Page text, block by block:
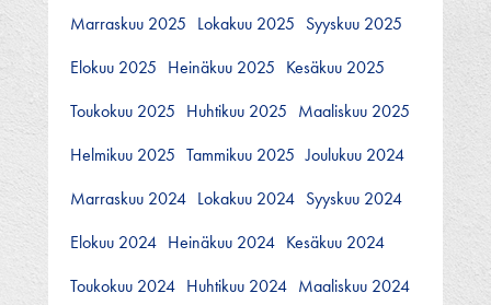
Marraskuu 2025 Lokakuu 2025 Syyskuu 2025
Elokuu 2025 Heinäkuu 2025 Kesäkuu 2025
Toukokuu 2025 Huhtikuu 2025 Maaliskuu 2025
Helmikuu 2025 Tammikuu 2025 Joulukuu 2024
Marraskuu 2024 Lokakuu 2024 Syyskuu 2024
Elokuu 2024 Heinäkuu 2024 Kesäkuu 2024
Toukokuu 2024 Huhtikuu 2024 Maaliskuu 2024